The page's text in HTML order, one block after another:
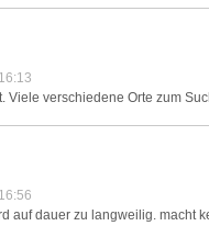
Viele verschiedene Orte zum
auf dauer zu langweilig. macht